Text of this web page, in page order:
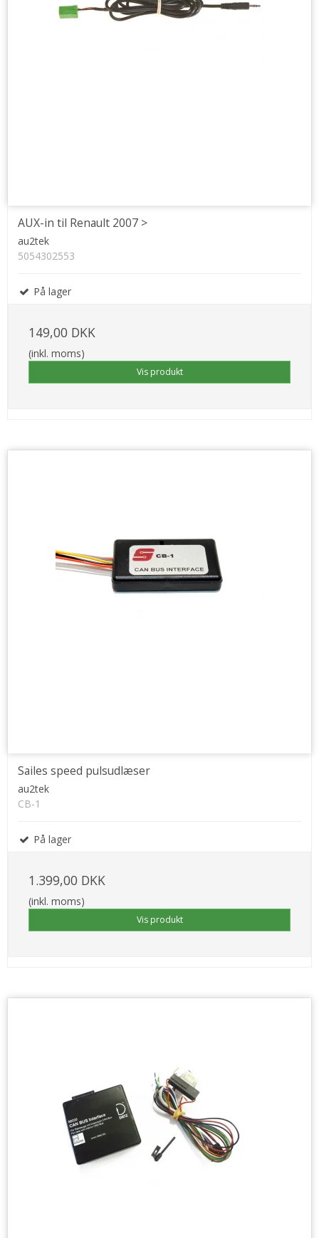
AUX-in til Renault 2007 >
au2tek
5054302553
På lager
149,00 DKK
(inkl. moms)
Vis produkt
Sailes speed pulsudlæser
au2tek
CB-1
På lager
1.399,00 DKK
(inkl. moms)
Vis produkt